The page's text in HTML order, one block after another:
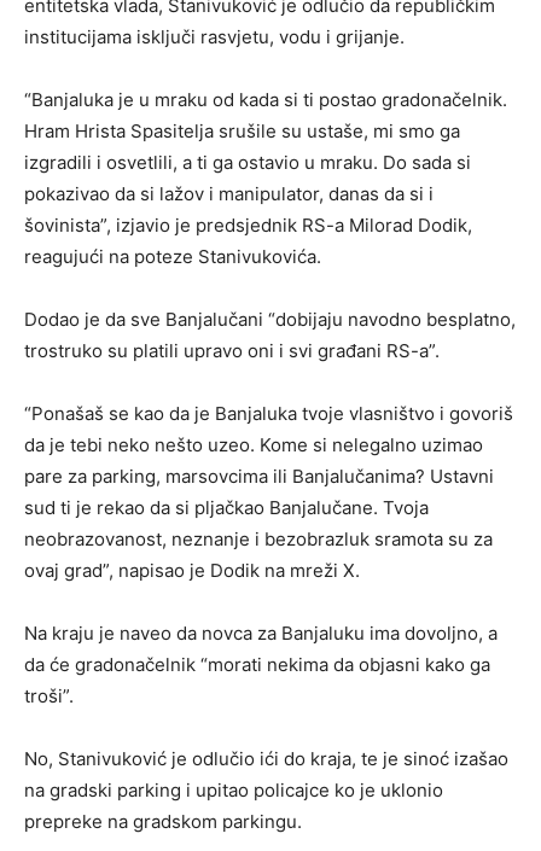
entitetska vlada, Stanivuković je odlučio da republičkim
institucijama isključi rasvjetu, vodu i grijanje.
“Banjaluka je u mraku od kada si ti postao gradonačelnik.
Hram Hrista Spasitelja srušile su ustaše, mi smo ga
izgradili i osvetlili, a ti ga ostavio u mraku. Do sada si
pokazivao da si lažov i manipulator, danas da si i
šovinista”, izjavio je predsjednik RS-a Milorad Dodik,
reagujući na poteze Stanivukovića.
Dodao je da sve Banjalučani “dobijaju navodno besplatno,
trostruko su platili upravo oni i svi građani RS-a”.
“Ponašaš se kao da je Banjaluka tvoje vlasništvo i govoriš
da je tebi neko nešto uzeo. Kome si nelegalno uzimao
pare za parking, marsovcima ili Banjalučanima? Ustavni
sud ti je rekao da si pljačkao Banjalučane. Tvoja
neobrazovanost, neznanje i bezobrazluk sramota su za
ovaj grad”, napisao je Dodik na mreži X.
Na kraju je naveo da novca za Banjaluku ima dovoljno, a
da će gradonačelnik “morati nekima da objasni kako ga
troši”.
No, Stanivuković je odlučio ići do kraja, te je sinoć izašao
na gradski parking i upitao policajce ko je uklonio
prepreke na gradskom parkingu.